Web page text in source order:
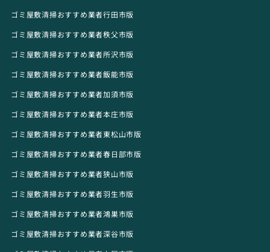
ゴミ屋敷清掃おすすめ業者行田市版
ゴミ屋敷清掃おすすめ業者秩父市版
ゴミ屋敷清掃おすすめ業者所沢市版
ゴミ屋敷清掃おすすめ業者飯能市版
ゴミ屋敷清掃おすすめ業者加須市版
ゴミ屋敷清掃おすすめ業者本庄市版
ゴミ屋敷清掃おすすめ業者東松山市版
ゴミ屋敷清掃おすすめ業者春日部市版
ゴミ屋敷清掃おすすめ業者狭山市版
ゴミ屋敷清掃おすすめ業者羽生市版
ゴミ屋敷清掃おすすめ業者鴻巣市版
ゴミ屋敷清掃おすすめ業者深谷市版